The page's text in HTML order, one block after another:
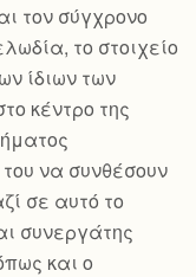
τον σύγχρονο
το στοιχείο
ίδιων των
κέντρο της
να συνθέσουν
σε αυτό το
συνεργάτης
και ο